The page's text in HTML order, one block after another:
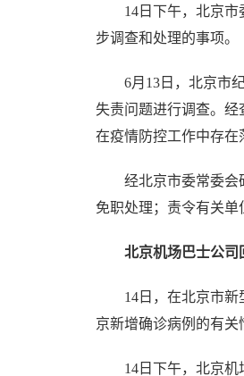
14日下午，北京市委
步调查和处理的事项。
6月13日，北京市纪
失责问题进行调查。
在疫情防控工作中存在
经北京市委常委会研
免职处理；责令有关单
北京机场巴士公司
14日，在北京市新型
京新增确诊病例的有关
14日下午，北京机场